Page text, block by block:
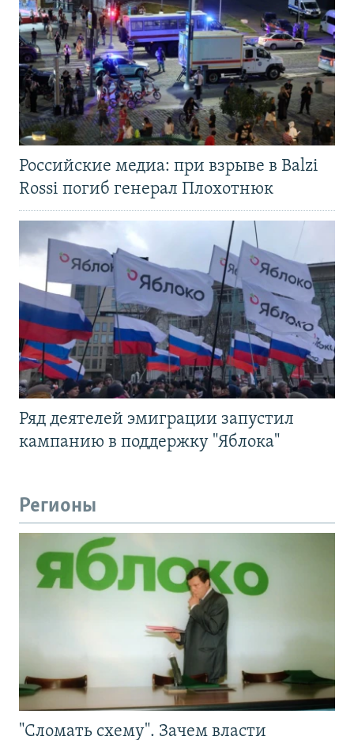
Российские медиа: при взрыве в Balzi
Rossi погиб генерал Плохотнюк
Ряд деятелей эмиграции запустил
кампанию в поддержку "Яблока"
Регионы
"Сломать схему". Зачем власти